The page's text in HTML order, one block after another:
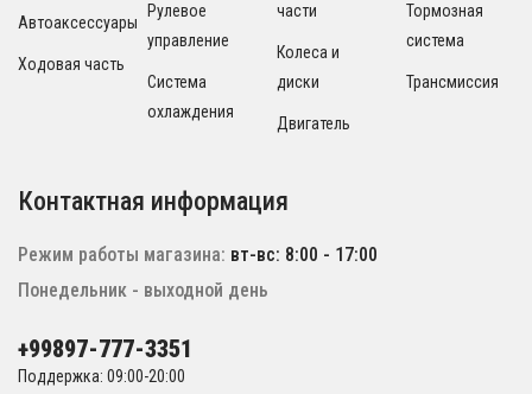
Автоаксессуары
Ходовая часть
Рулевое
управление
Система
охлаждения
части
Колеса и
диски
Двигатель
Тормозная
система
Трансмиссия
Контактная информация
Режим работы магазина: вт-вс: 8:00 - 17:00
Понедельник - выходной день
+99897-777-3351
Поддержка: 09:00-20:00